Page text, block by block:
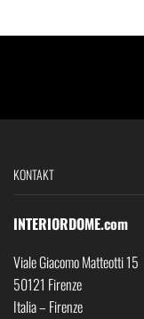
KONTAKT
INTERIORDOME.com
Viale Giacomo Matteotti 15
50121 Firenze
Italia – Firenze